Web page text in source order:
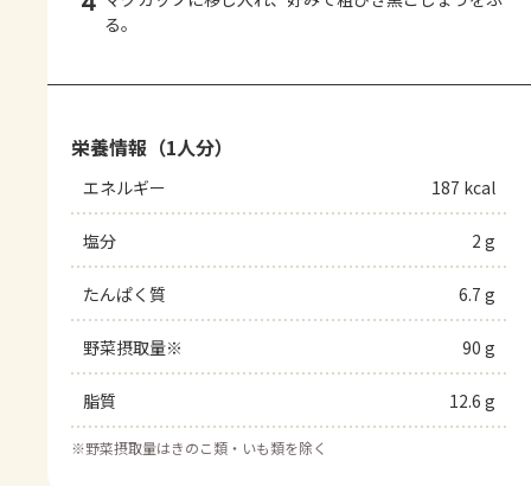
る。
栄養情報（1人分）
エネルギー 187 kcal
塩分 2 g
たんぱく質 6.7 g
野菜摂取量※ 90 g
脂質 12.6 g
※野菜摂取量はきのこ類・いも類を除く